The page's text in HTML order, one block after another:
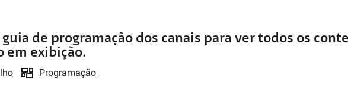
guia de programação dos canais para ver todos os
em exibição.
Programação